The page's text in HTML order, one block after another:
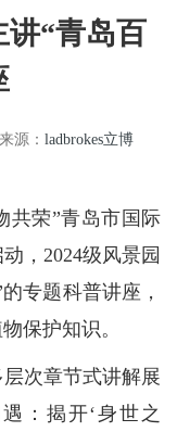
“青岛百
来源： ladbrokes立博
荣”青岛市国际
，2024级风景园
专题科普讲座，
保护知识。
次章节式讲解展
：揭开‘身世之